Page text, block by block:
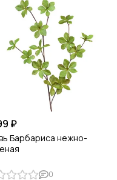
₽
Барбариса нежно-
0